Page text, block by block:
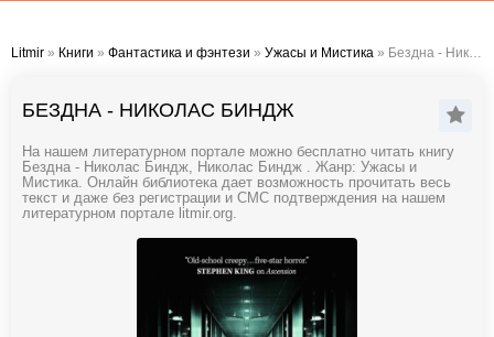
Litmir » Книги » Фантастика и фэнтези » Ужасы и Мистика » Бездна - Николас Биндж
БЕЗДНА - НИКОЛАС БИНДЖ
На нашем литературном портале можно бесплатно читать книгу
Бездна - Николас Биндж, Николас Биндж . Жанр: Ужасы и
Мистика. Онлайн библиотека дает возможность прочитать весь
текст и даже без регистрации и СМС подтверждения на нашем
литературном портале litmir.org.